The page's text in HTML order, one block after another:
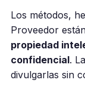
Los métodos,
Proveedor
propiedad
confidencial.
divulgarlas sin